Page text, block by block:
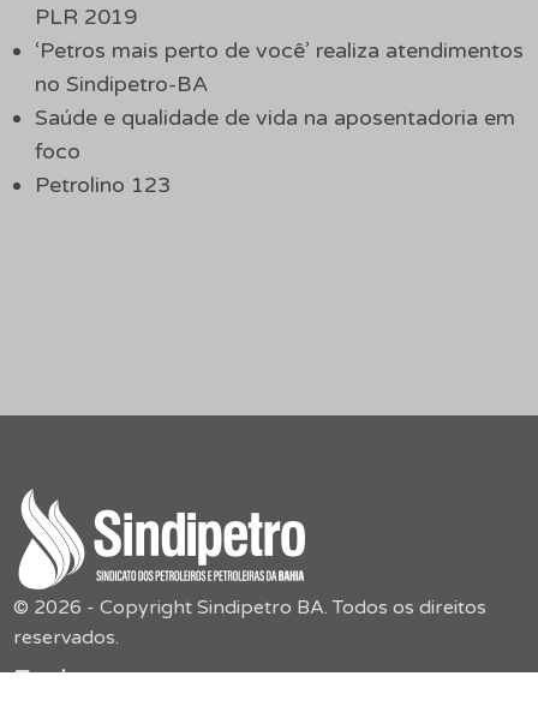
PLR 2019
‘Petros mais perto de você’ realiza atendimentos
no Sindipetro-BA
Saúde e qualidade de vida na aposentadoria em
foco
Petrolino 123
© 2026 - Copyright Sindipetro BA. Todos os direitos
reservados.
Endereço